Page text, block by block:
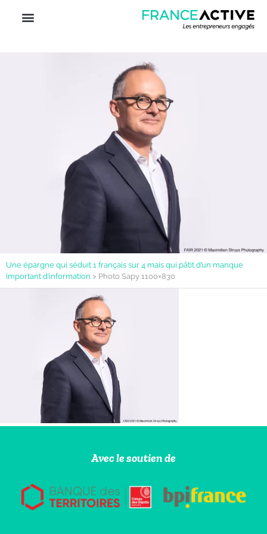
Une épargne qui séduit 1 français sur 4 mais qui pâtit d’un manque
important d’information > Photo Sapy 1100×830
Avec le soutien de